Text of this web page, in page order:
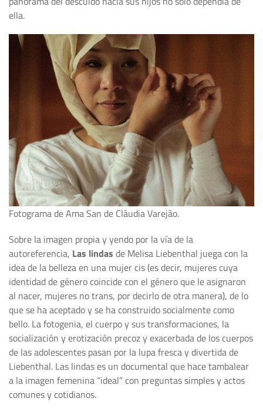
ella.
Fotograma de Ama San de Cláudia Varejão.
Sobre la imagen propia y yendo por la vía de la
autoreferencia, Las lindas de Melisa Liebenthal juega con la
idea de la belleza en una mujer cis (es decir, mujeres cuya
identidad de género coincide con el género que le asignaron
al nacer, mujeres no trans, por decirlo de otra manera), de lo
que se ha aceptado y se ha construido socialmente como
bello. La fotogenia, el cuerpo y sus transformaciones, la
socialización y erotización precoz y exacerbada de los cuerpos
de las adolescentes pasan por la lupa fresca y divertida de
Liebenthal. Las lindas es un documental que hace tambalear
a la imagen femenina “ideal” con preguntas simples y actos
comunes y cotidianos.